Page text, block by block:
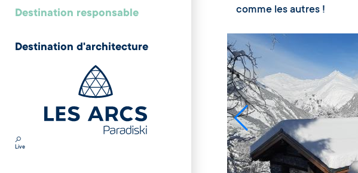
Destination responsable
Destination d'architecture
Live
comme les autres !